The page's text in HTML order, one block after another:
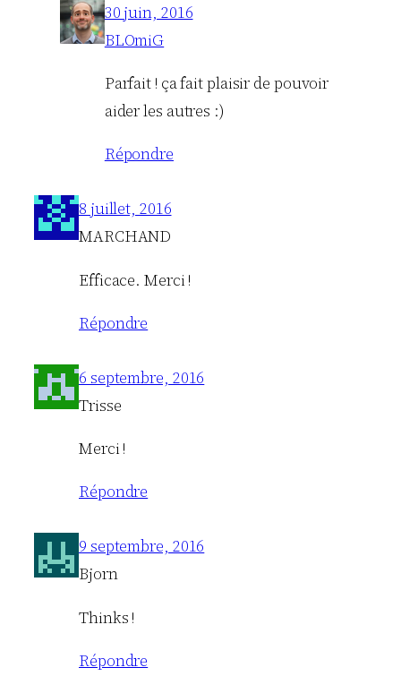
30 juin, 2016
BLOmiG
Parfait ! ça fait plaisir de pouvoir
aider les autres :)
Répondre
8 juillet, 2016
MARCHAND
Efficace. Merci !
Répondre
6 septembre, 2016
Trisse
Merci !
Répondre
9 septembre, 2016
Bjorn
Thinks !
Répondre